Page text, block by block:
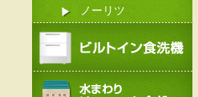
ノーリツ